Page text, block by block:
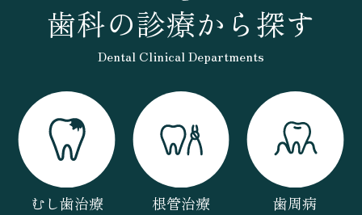
歯科の診療から探す
Dental Clinical Departments
むし歯治療 根管治療 歯周病